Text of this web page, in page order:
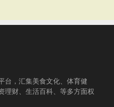
台，汇集美食文化、体育健
理财、生活百科、等多方面权